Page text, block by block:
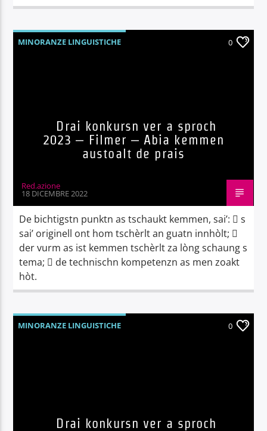
MINORANZE LINGUISTICHE 0
Drai konkursn ver a sproch
2023 – Filmer – Abia kemmen
austoalt de prais
Red.azione
18 DICEMBRE 2022
De bichtigstn punktn as tschaukt kemmen, sai’:  s
sai’ originell ont hom tschèrlt an guatn innhòlt; 
der vurm as ist kemmen tschèrlt za lòng schaung s
tema;  de technischn kompetenzn as men zoakt
hòt.
MINORANZE LINGUISTICHE 0
Drai konkursn ver a sproch